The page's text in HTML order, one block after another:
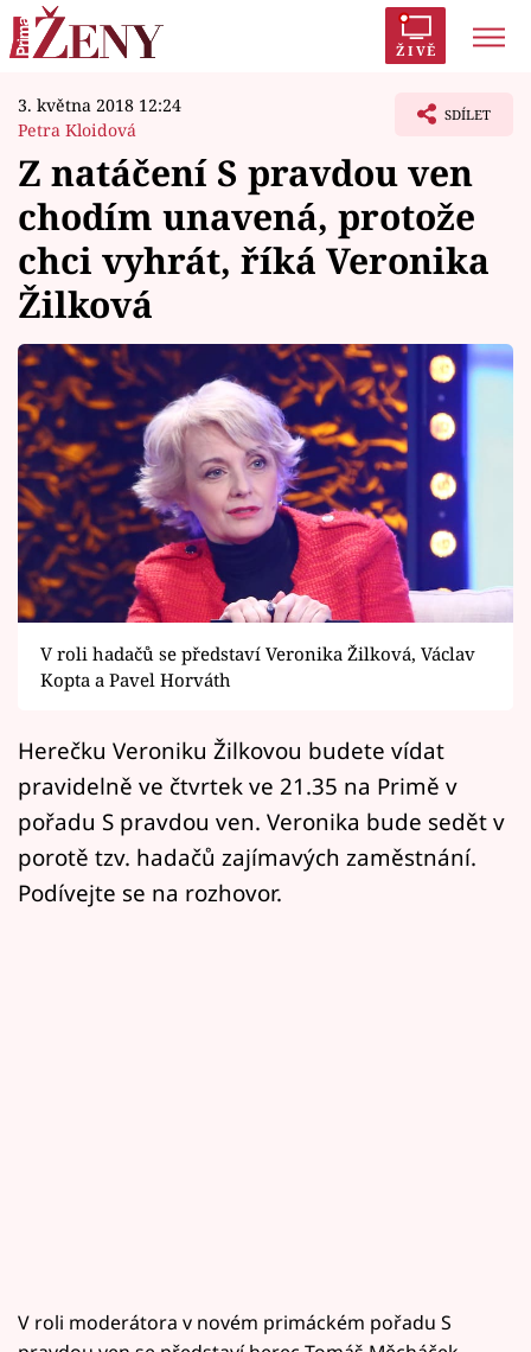
ŽIVĚ
Trendy: Polabí
AYTO?
Témata
Celebrity
Vztahy
Seriály
Horoskopy
Sledujte prima+
Filmový festival Karlovy Vary
Mámy sobě
Přihlášení
3. května 2018 12:24
Petra Kloidová
SDÍLET
Z natáčení S pravdou ven
chodím unavená, protože
chci vyhrát, říká Veronika
Žilková
V roli hadačů se představí Veronika Žilková, Václav
Kopta a Pavel Horváth
Herečku Veroniku Žilkovou budete vídat
pravidelně ve čtvrtek ve 21.35 na Primě v
pořadu S pravdou ven. Veronika bude sedět v
porotě tzv. hadačů zajímavých zaměstnání.
Podívejte se na rozhovor.
V roli moderátora v novém primáckém pořadu S